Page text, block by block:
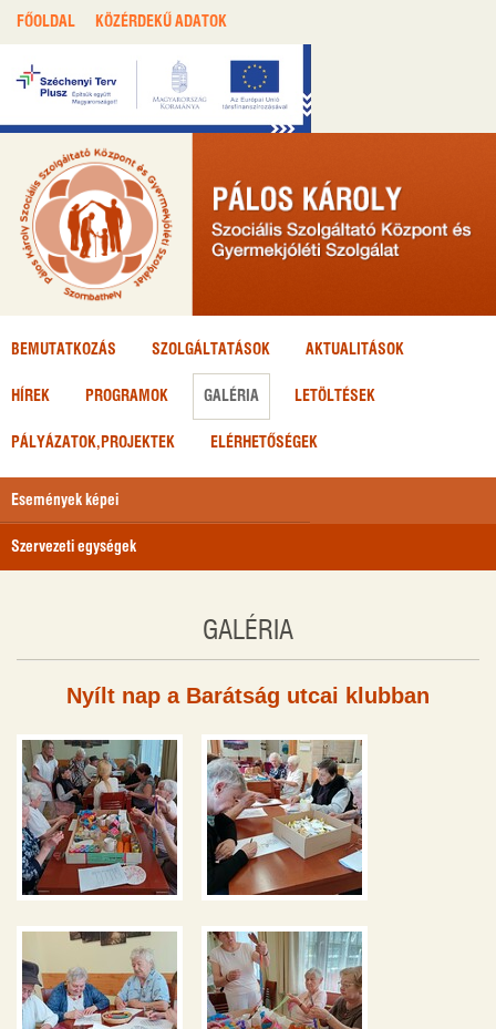
FŐOLDAL KÖZÉRDEKŰ ADATOK
BEMUTATKOZÁS SZOLGÁLTATÁSOK AKTUALITÁSOK
HÍREK PROGRAMOK GALÉRIA LETÖLTÉSEK
PÁLYÁZATOK, PROJEKTEK ELÉRHETŐSÉGEK
GALÉRIA
Nyílt nap a Barátság utcai klubban
Események képei
Szervezeti egységek